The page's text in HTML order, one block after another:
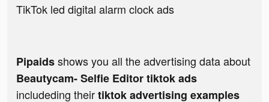
TikTok led digital alarm clock ads
Pipaidsshows you all the advertising data about
Beautycam- Selfie Editor tiktok ads
includeding theirtiktok advertising examples